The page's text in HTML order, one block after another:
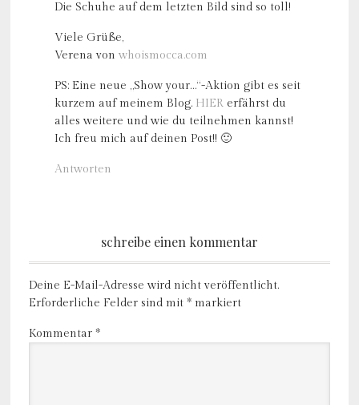
Die Schuhe auf dem letzten Bild sind so toll!
Viele Grüße,
Verena von whoismocca.com
PS: Eine neue „Show your…“-Aktion gibt es seit
kurzem auf meinem Blog. HIERerfährst du
alles weitere und wie du teilnehmen kannst!
Ich freu mich auf deinen Post!! 🙂
Antworten
schreibe einen kommentar
Deine E-Mail-Adresse wird nicht veröffentlicht.
Erforderliche Felder sind mit *markiert
Kommentar *